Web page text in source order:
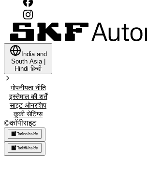
India and
South Asia|
Hindi हिन्दी
गोपनीयता नीति
इस्‍तेमाल की शर्तें
साइट ओनरशिप
कूकी सेटिंग्स
©कॉपीराइट